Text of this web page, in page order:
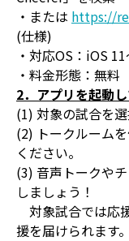
・または https://
(仕様)
・対応OS：iOS
・料金形態：無料
2．アプリを起動
(1) 対象の試合を選
(2) トークルーム
ください。
(3) 音声トークや
しましょう！
対象試合では応
援を届けられます。